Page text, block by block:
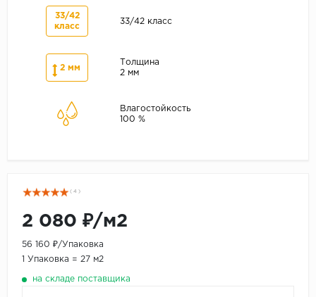
33/42
класс
33/42 класс
2 мм
Толщина
2 мм
Влагостойкость
100 %
( 4 )
2 080 ₽/м2
56 160 ₽/Упаковка
1 Упаковка = 27 м2
на складе поставщика